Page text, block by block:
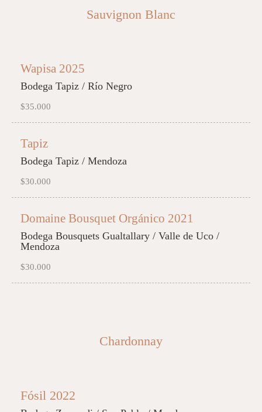
Sauvignon Blanc
Wapisa 2025
Bodega Tapiz / Río Negro
$35.000
Tapiz
Bodega Tapiz / Mendoza
$30.000
Domaine Bousquet Orgánico 2021
Bodega Bousquets Gualtallary / Valle de Uco /
Mendoza
$30.000
Chardonnay
Fósil 2022